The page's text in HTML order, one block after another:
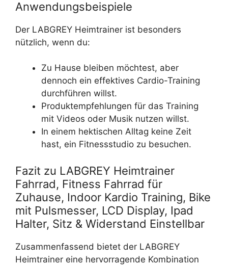
Anwendungsbeispiele
Der LABGREY Heimtrainer ist besonders
nützlich, wenn du:
Zu Hause bleiben möchtest, aber
dennoch ein effektives Cardio-Training
durchführen willst.
Produktempfehlungen für das Training
mit Videos oder Musik nutzen willst.
In einem hektischen Alltag keine Zeit
hast, ein Fitnessstudio zu besuchen.
Fazit zu LABGREY Heimtrainer
Fahrrad, Fitness Fahrrad für
Zuhause, Indoor Kardio Training, Bike
mit Pulsmesser, LCD Display, Ipad
Halter, Sitz & Widerstand Einstellbar
Zusammenfassend bietet der LABGREY
Heimtrainer eine hervorragende Kombination